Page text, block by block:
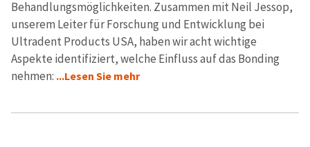
Behandlungsmöglichkeiten. Zusammen mit Neil Jessop,
unserem Leiter für Forschung und Entwicklung bei
Ultradent Products USA, haben wir acht wichtige
Aspekte identifiziert, welche Einfluss auf das Bonding
nehmen: ...Lesen Sie mehr